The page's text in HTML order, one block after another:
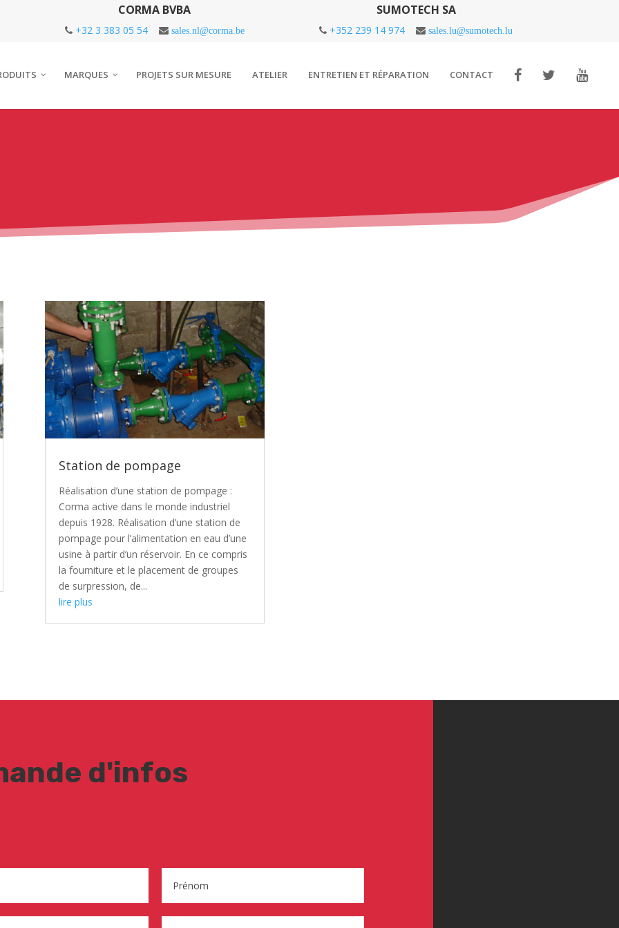
CORMA BVBA
+32 3 383 05 54 sales.nl@corma.be
SUMOTECH SA
+352 239 14 974 sales.lu@sumotech.lu
MARQUES PROJETS SUR MESURE ATELIER ENTRETIEN ET RÉPARATION CONTACT
Station de pompage
Réalisation d’une station de pompage :
Corma active dans le monde industriel
depuis 1928. Réalisation d’une station de
pompage pour l’alimentation en eau d’une
usine à partir d’un réservoir. En ce compris
la fourniture et le placement de groupes
de surpression, de...
lire plus
d'infos